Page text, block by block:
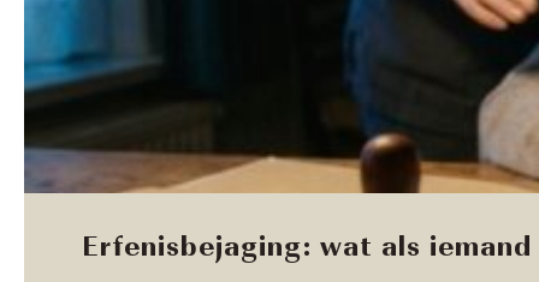
Erfenisbejaging: wat als